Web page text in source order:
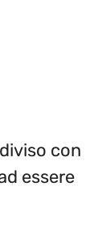
con
essere